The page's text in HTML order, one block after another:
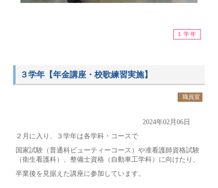
１学年
３学年【年金講座・校歌練習実施】
職員室
2024年02月06日
２月に入り、３学年は各学科・コースで
国家試験（普通科ビューティーコース）や准看護師資格試験
（衛生看護科）、整備士資格（自動車工学科）に向けたり、
卒業後を見据えた講座に参加しています。